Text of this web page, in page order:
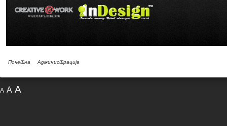
Почетна Администрација
A A A